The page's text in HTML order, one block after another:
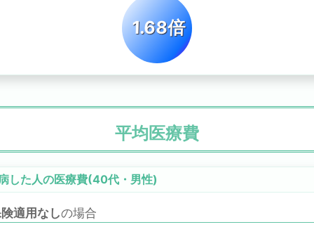
1.68倍
平均医療費
した人の医療費(40代・ 男性)
適用なしの場合